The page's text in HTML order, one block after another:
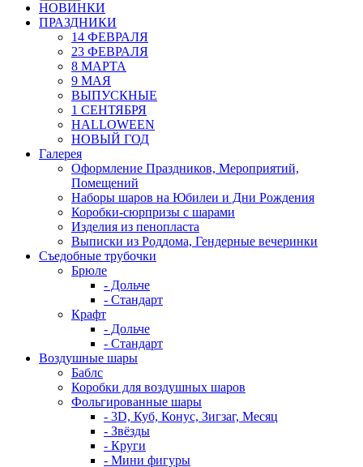
НОВИНКИ
ПРАЗДНИКИ
14 ФЕВРАЛЯ
23 ФЕВРАЛЯ
8 МАРТА
9 МАЯ
ВЫПУСКНЫЕ
1 СЕНТЯБРЯ
HALLOWEEN
НОВЫЙ ГОД
Галерея
Оформление Праздников, Мероприятий,
Помещений
Наборы шаров на Юбилеи и Дни Рождения
Коробки-сюрпризы с шарами
Изделия из пенопласта
Выписки из Роддома, Гендерные вечеринки
Съедобные трубочки
Брюле
- Дольче
- Стандарт
Крафт
- Дольче
- Стандарт
Воздушные шары
Баблс
Коробки для воздушных шаров
Фольгированные шары
- 3D, Куб, Конус, Зигзаг, Месяц
- Звёзды
- Круги
- Мини фигуры